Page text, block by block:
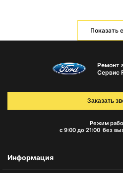
Показать
Ремонт
Сервис
Режим
с 9:00 до 21:00 без
Заказать
Информация